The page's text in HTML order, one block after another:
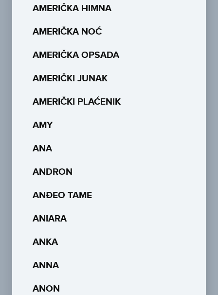
AMERIČKA HIMNA
AMERIČKA NOĆ
AMERIČKA OPSADA
AMERIČKI JUNAK
AMERIČKI PLAĆENIK
AMY
ANA
ANDRON
ANĐEO TAME
ANIARA
ANKA
ANNA
ANON